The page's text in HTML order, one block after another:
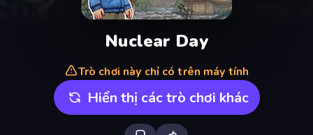
Nuclear Day
Trò chơi này chỉ có trên máy tính
Hiển thị các trò chơi khác